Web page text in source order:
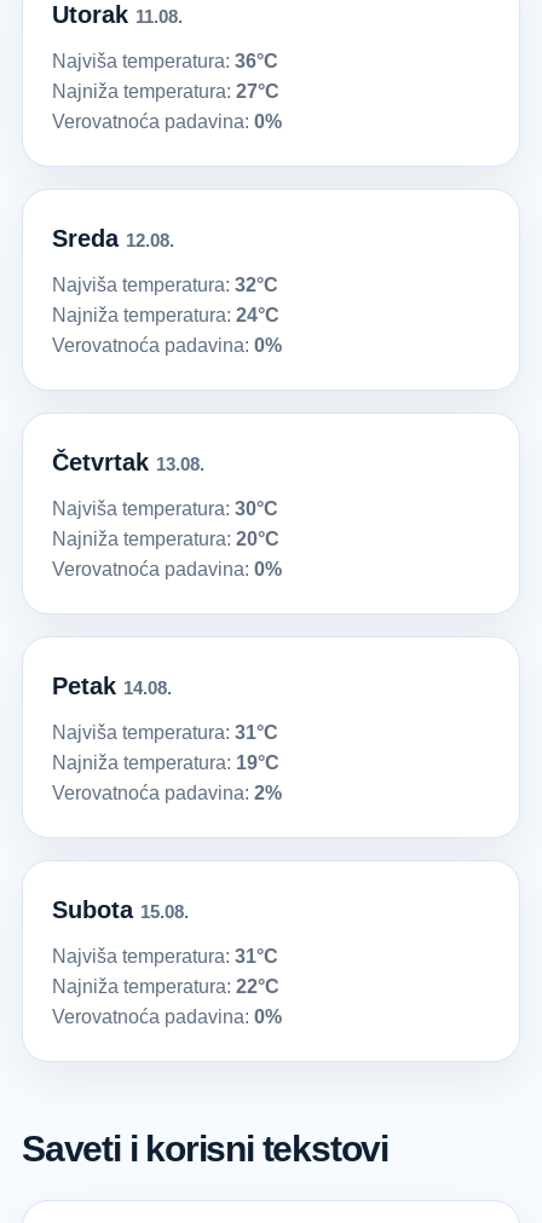
Utorak 11.08.
Najviša temperatura: 36°C
Najniža temperatura: 27°C
Verovatnoća padavina: 0%
Sreda 12.08.
Najviša temperatura: 32°C
Najniža temperatura: 24°C
Verovatnoća padavina: 0%
Četvrtak 13.08.
Najviša temperatura: 30°C
Najniža temperatura: 20°C
Verovatnoća padavina: 0%
Petak 14.08.
Najviša temperatura: 31°C
Najniža temperatura: 19°C
Verovatnoća padavina: 2%
Subota 15.08.
Najviša temperatura: 31°C
Najniža temperatura: 22°C
Verovatnoća padavina: 0%
Saveti i korisni tekstovi